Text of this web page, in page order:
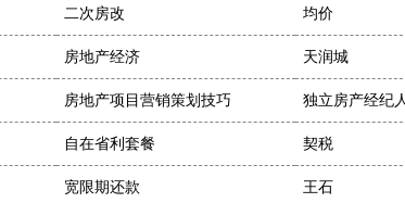
二次房改 均价
房地产经济 天润城
房地产项目营销策划技巧 独立房产经纪人
自在省利套餐 契税
宽限期还款 王石